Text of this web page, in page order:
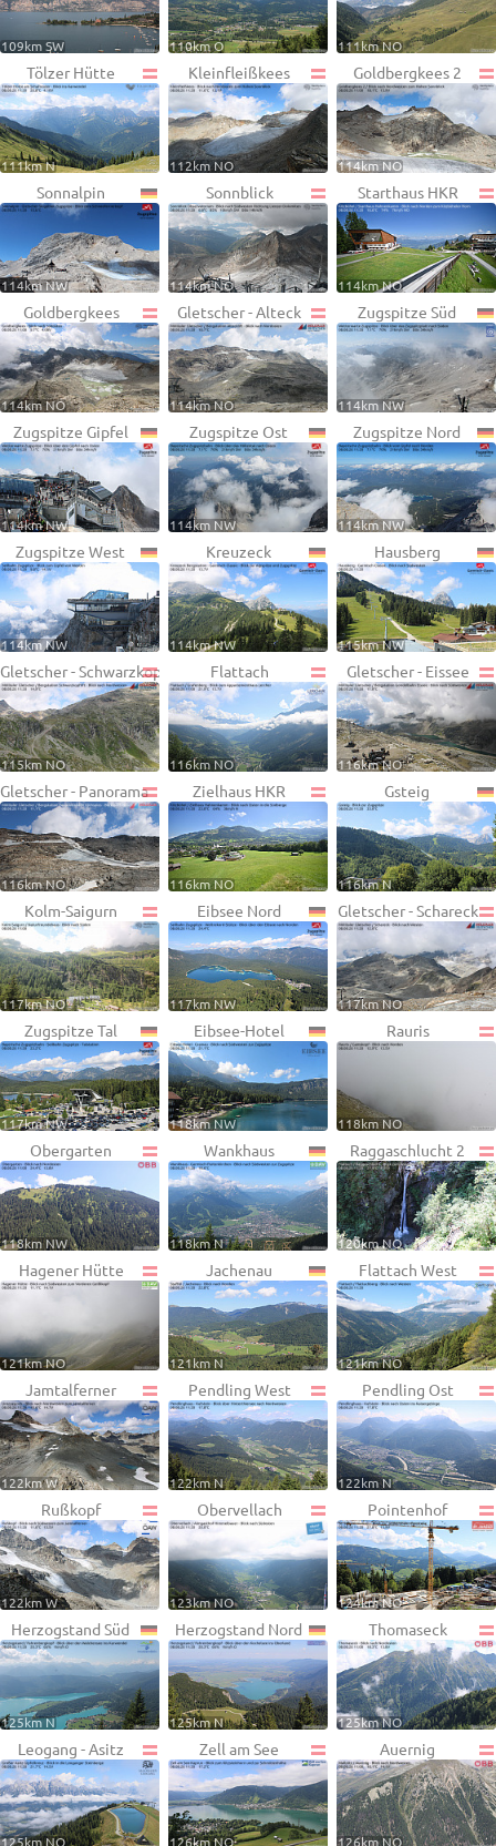
109km SW 110km O 111km NO
Tölzer Hütte
111km N
Kleinfleißkees
112km NO
Goldbergkees 2
114km NO
Sonnalpin
114km NW
Sonnblick
114km NO
Starthaus HKR
114km NO
Goldbergkees
114km NO
Gletscher - Alteck
114km NO
Zugspitze Süd
114km NW
Zugspitze Gipfel
114km NW
Zugspitze Ost
114km NW
Zugspitze Nord
114km NW
Zugspitze West
114km NW
Kreuzeck
114km NW
Hausberg
115km NW
Gletscher - Schwarzkopf
115km NO
Flattach
116km NO
Gletscher - Eissee
116km NO
Gletscher - Panorama
116km NO
Zielhaus HKR
116km NO
Gsteig
116km N
Kolm-Saigurn
117km NO
Eibsee Nord
117km NW
Gletscher - Schareck
117km NO
Zugspitze Tal
117km NW
Eibsee-Hotel
118km NW
Rauris
118km NO
Obergarten
118km NW
Wankhaus
118km N
Raggaschlucht 2
120km NO
Hagener Hütte
121km NO
Jachenau
121km N
Flattach West
121km NO
Jamtalferner
122km W
Pendling West
122km N
Pendling Ost
122km N
Rußkopf
122km W
Obervellach
123km NO
Pointenhof
124km NO
Herzogstand Süd
125km N
Herzogstand Nord
125km N
Thomaseck
125km NO
Leogang - Asitz
125km NO
Zell am See
126km NO
Auernig
126km NO